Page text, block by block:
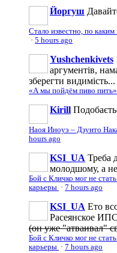
Йоргуш
Стало известно, по
· 5 hours ago
Yushchenkivets
аргументів,
зберегти видимість...
«А мы пойдём пиво
Kirill
Наоя Иноуэ – Дзунто
hours ago
KSI_UA Треба
молодшому, а
Бой с Кличко мог не
карьеры · 7 hours ago
KSI_UA Ето
Расеянское
(он уже "атваивал"
Бой с Кличко мог не
карьеры · 7 hours ago